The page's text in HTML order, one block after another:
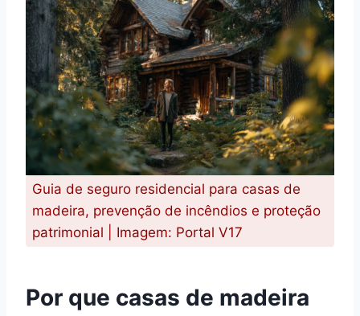
Guia de seguro residencial para casas de
madeira, prevenção de incêndios e proteção
patrimonial | Imagem: Portal V17
Por que casas de madeira